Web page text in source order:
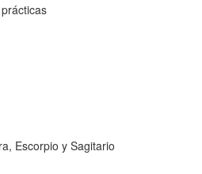
Escorpio y Sagitario